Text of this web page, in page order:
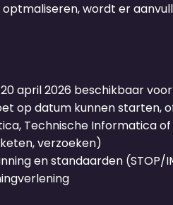
wordt er
april 2026 beschikbaar
op datum kunnen starten,
Technische Informatica
verzoeken)
en standaarden (STOP/